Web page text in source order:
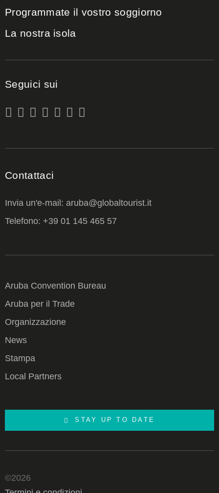
Programmate il vostro soggiorno
La nostra isola
Seguici sui
Contattaci
Invia un'e-mail: aruba@globaltourist.it
Telefono: +39 01 145 465 57
Aruba Convention Bureau
Aruba per il Trade
Organizzazione
News
Stampa
Local Partners
STAY UP TO DATE
©2026